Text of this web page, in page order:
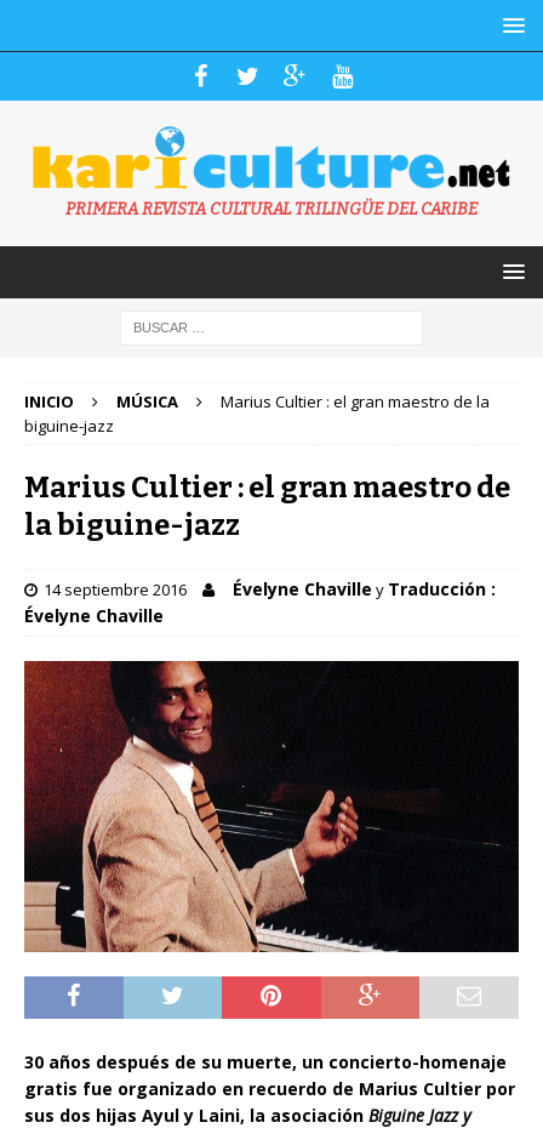
PRIMERA REVISTA CULTURAL TRILINGÜE DEL CARIBE
INICIO MÚSICA
Marius Cultier : el gran maestro de la
biguine-jazz
Marius Cultier : el gran maestro de
la biguine-jazz
14 septiembre 2016 Évelyne Chaville y Traducción :
Évelyne Chaville
30 años después de su muerte, un concierto-homenaje
gratis fue organizado en recuerdo de Marius Cultier por
sus dos hijas Ayul y Laini, la asociación Biguine Jazz y